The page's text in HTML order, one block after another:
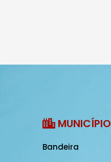
MUNICÍPIO
Bandeira